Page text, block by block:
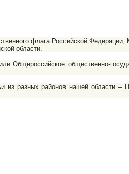
флага Российской
области.
Общероссийское общественно-
разных районов нашей области –